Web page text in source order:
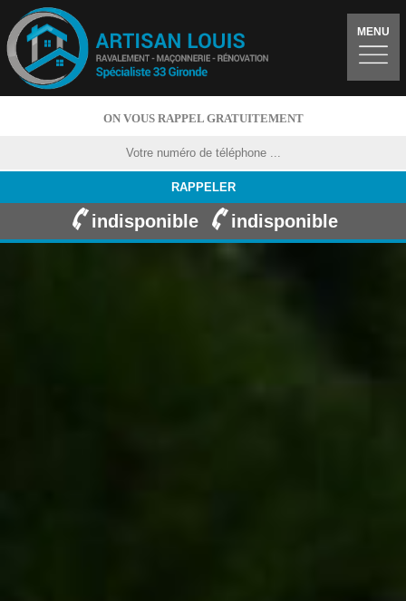
MENU
ON VOUS RAPPEL GRATUITEMENT
indisponible indisponible